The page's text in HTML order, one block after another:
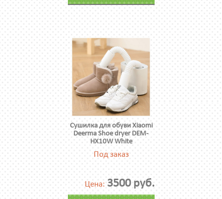
Сушилка для обуви Xiaomi
Deerma Shoe dryer DEM-
HX10W White
Под заказ
Цена: 3500 руб.